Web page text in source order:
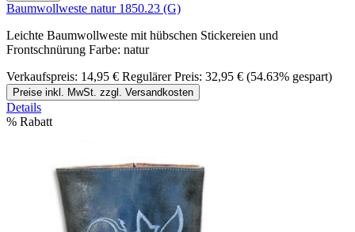
Baumwollweste natur 1850.23 (G)
Leichte Baumwollweste mit hübschen Stickereien und
Frontschnürung Farbe: natur
Verkaufspreis: 14,95 € Regulärer Preis: 32,95 € (54.63% gespart)
Preise inkl. MwSt. zzgl. Versandkosten
Details
% Rabatt